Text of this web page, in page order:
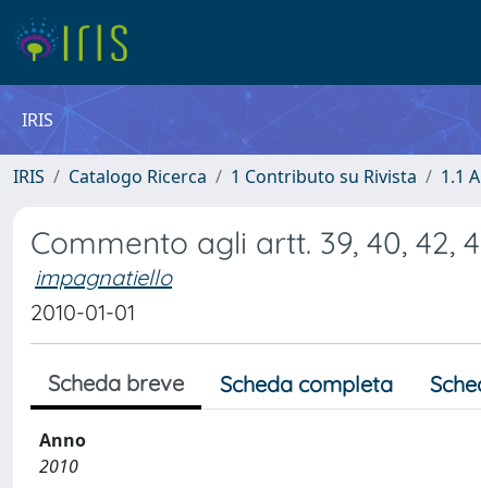
IRIS
IRIS Catalogo Ricerca 1 Contributo su Rivista 1.1
Commento agli artt. 39, 40, 42,
impagnatiello
2010-01-01
Scheda breve Scheda completa
Anno
2010